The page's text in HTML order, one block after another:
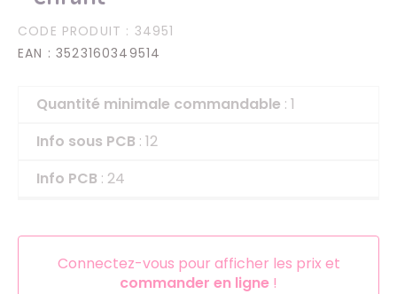
CODE PRODUIT : 34951
EAN : 3523160349514
Quantité minimale commandable : 1
Info sous PCB : 12
Info PCB : 24
Connectez-vous pour afficher les prix et
commander en ligne !